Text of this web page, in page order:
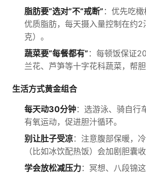
脂肪要“选对”不“戒断” ：优先吃
优质脂肪，每天摄入量控制在约
克）。
蔬菜要“每餐都有” ：每顿饭保证
兰花、芦笋等十字花科蔬菜，帮胆
生活方式黄金组合
每天动30分钟：选游泳、骑自行
有氧运动，促进胆汁循环。
别让肚子受凉：注意腹部保暖，
（比如冰饮配热饭）会加剧胆囊收
学会放松减压力：冥想、八段锦